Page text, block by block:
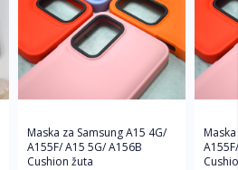
Maska za Samsung A15 4G/
A155F/ A15 5G/ A156B
Cushion žuta